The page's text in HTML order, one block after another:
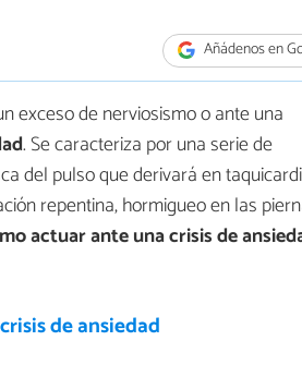
Añádenos en
exceso de nerviosismo o ante una
. Se caracteriza por una serie de
del pulso que derivará en
repentina, hormigueo en las
actuar ante una crisis de
de ansiedad